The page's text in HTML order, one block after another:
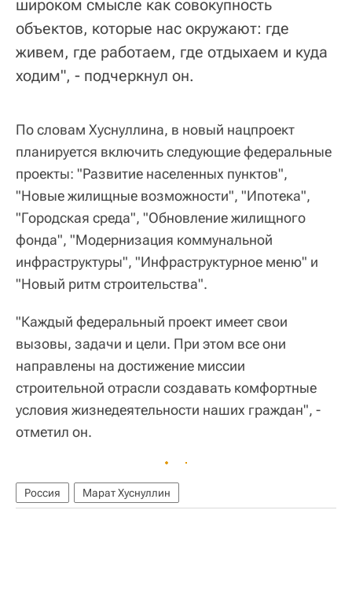
широком смысле как совокупность
объектов, которые нас окружают: где
живем, где работаем, где отдыхаем и куда
ходим", - подчеркнул он.
По словам Хуснуллина, в новый нацпроект
планируется включить следующие федеральные
проекты: "Развитие населенных пунктов",
"Новые жилищные возможности", "Ипотека",
"Городская среда", "Обновление жилищного
фонда", "Модернизация коммунальной
инфраструктуры", "Инфраструктурное меню" и
"Новый ритм строительства".
"Каждый федеральный проект имеет свои
вызовы, задачи и цели. При этом все они
направлены на достижение миссии
строительной отрасли создавать комфортные
условия жизнедеятельности наших граждан", -
отметил он.
Россия Марат Хуснуллин